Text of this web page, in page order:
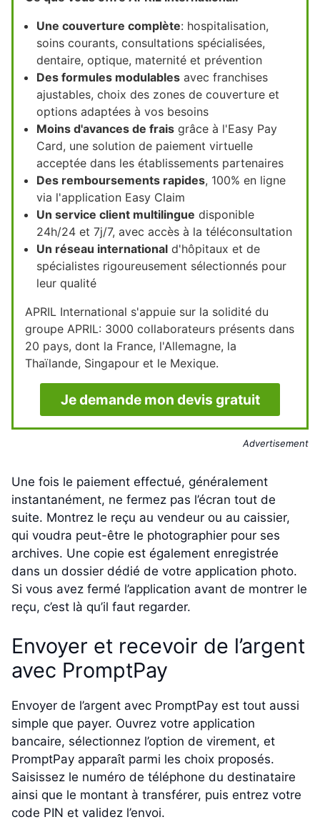
Une couverture complète: hospitalisation,
soins courants, consultations spécialisées,
dentaire, optique, maternité et prévention
Des formules modulables avec franchises
ajustables, choix des zones de couverture et
options adaptées à vos besoins
Moins d'avances de frais grâce à l'Easy Pay
Card, une solution de paiement virtuelle
acceptée dans les établissements partenaires
Des remboursements rapides, 100% en ligne
via l'application Easy Claim
Un service client multilingue disponible
24h/24 et 7j/7, avec accès à la téléconsultation
Un réseau international d'hôpitaux et de
spécialistes rigoureusement sélectionnés pour
leur qualité
APRIL International s'appuie sur la solidité du
groupe APRIL: 3000 collaborateurs présents dans
20 pays, dont la France, l'Allemagne, la
Thaïlande, Singapour et le Mexique.
Je demande mon devis gratuit
Advertisement
Une fois le paiement effectué, généralement
instantanément, ne fermez pas l’écran tout de
suite. Montrez le reçu au vendeur ou au caissier,
qui voudra peut-être le photographier pour ses
archives. Une copie est également enregistrée
dans un dossier dédié de votre application photo.
Si vous avez fermé l’application avant de montrer le
reçu, c’est là qu’il faut regarder.
Envoyer et recevoir de l’argent
avec PromptPay
Envoyer de l’argent avec PromptPay est tout aussi
simple que payer. Ouvrez votre application
bancaire, sélectionnez l’option de virement, et
PromptPay apparaît parmi les choix proposés.
Saisissez le numéro de téléphone du destinataire
ainsi que le montant à transférer, puis entrez votre
code PIN et validez l’envoi.